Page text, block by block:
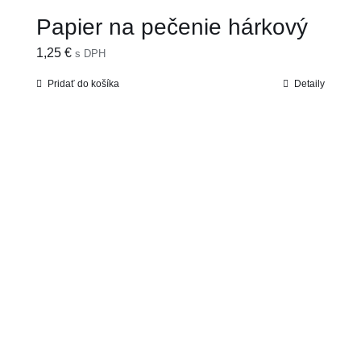
Papier na pečenie hárkový
1,25 € s DPH
Pridať do košíka Detaily